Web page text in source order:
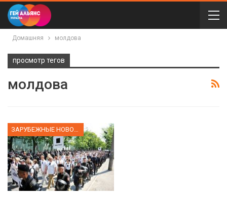
Домашняя молдова
просмотр тегов
молдова